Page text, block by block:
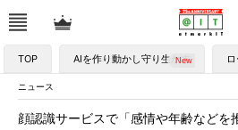
TOP AIを作り動かし守り生かす
ニュース
顔認識サービスで「感情や年齢などを